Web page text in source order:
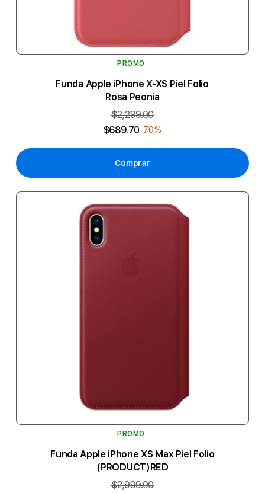
PROMO
Funda Apple iPhone X-XS Piel Folio
Rosa Peonia
$2,299.00
$689.70-70%
Comprar
PROMO
Funda Apple iPhone XS Max Piel Folio
(PRODUCT)RED
$2,999.00